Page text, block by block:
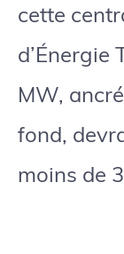
cette
d’Énergie
MW,
fond,
moins de